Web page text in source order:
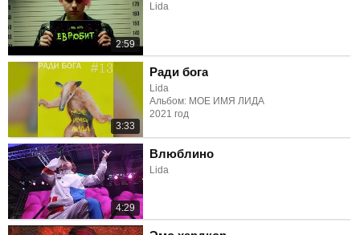
2:59
Lida
3:33
Ради бога
Lida
Альбом: МОЕ ИМЯ ЛИДА
2021 год
4:29
Влюблино
Lida